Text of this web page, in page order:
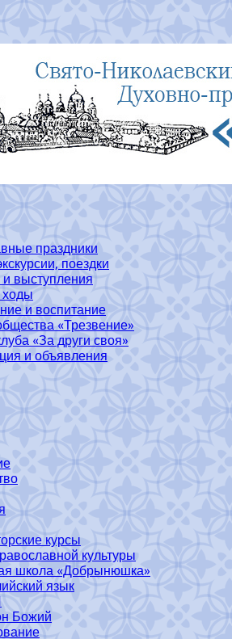
праздники
поездки
выступления
ходы
и воспитание
«Трезвение»
«За други своя»
и объявления
курсы
культуры
школа «Добрынюшка»
язык
Божий